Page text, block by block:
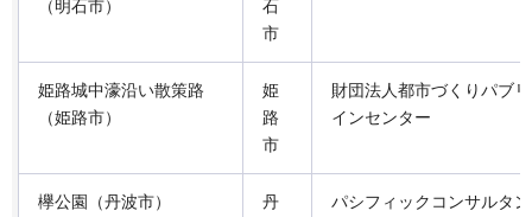
（明石市）
石
市
姫路城中濠沿い散策路
（姫路市）
姫
路
市
財団法人都市づくりパブ
インセンター
欅公園（丹波市）
丹
パシフィックコンサルタ